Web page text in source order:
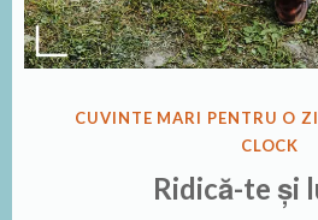
PUBLICAT
CUVINTE MARI PENTRU O
CLOCK
Ridică-te și